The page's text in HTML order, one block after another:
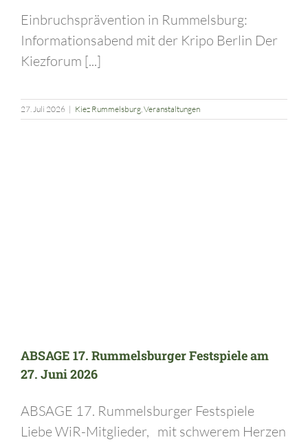
Einbruchsprävention in Rummelsburg:
Informationsabend mit der Kripo Berlin Der
Kiezforum [...]
27. Juli 2026 | Kiez Rummelsburg Veranstaltungen
ABSAGE 17. Rummelsburger Festspiele am
27. Juni 2026
ABSAGE 17. Rummelsburger Festspiele
Liebe WiR-Mitglieder, mit schwerem Herzen